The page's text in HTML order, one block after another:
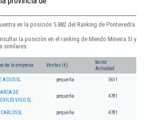
en la posición 5.882 del Ranking de Pontevedra.
la posición en el ranking de Mendo Mineira Sl y
similares:
de la empresa Ventas (€)
Sector
Actividad
ACIOS SL. pequeña 5611
DE
VIGO SL.
pequeña 4781
SL pequeña 4781